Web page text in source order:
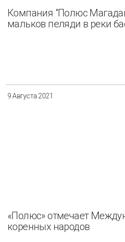
Компания "Полюс
мальков пеляди в реки
9 Августа 2021
«Полюс» отмечает
коренных народов